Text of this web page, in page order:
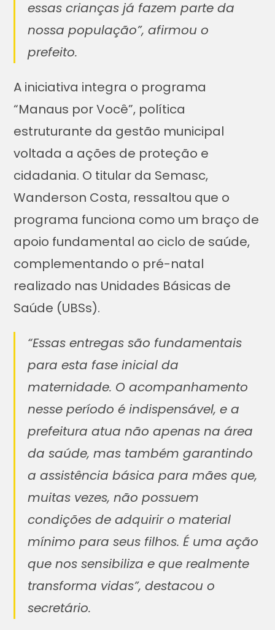
essas crianças já fazem parte da
nossa população”, afirmou o
prefeito.
A iniciativa integra o programa
“Manaus por Você”, política
estruturante da gestão municipal
voltada a ações de proteção e
cidadania. O titular da Semasc,
Wanderson Costa, ressaltou que o
programa funciona como um braço de
apoio fundamental ao ciclo de saúde,
complementando o pré-natal
realizado nas Unidades Básicas de
Saúde (UBSs).
“Essas entregas são fundamentais
para esta fase inicial da
maternidade. O acompanhamento
nesse período é indispensável, e a
prefeitura atua não apenas na área
da saúde, mas também garantindo
a assistência básica para mães que,
muitas vezes, não possuem
condições de adquirir o material
mínimo para seus filhos. É uma ação
que nos sensibiliza e que realmente
transforma vidas”, destacou o
secretário.